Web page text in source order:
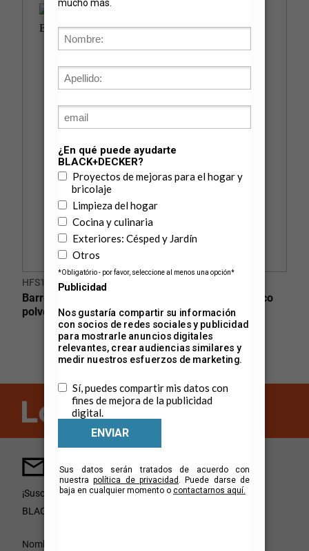
HFS115J10
Barredora de piso eléctrica de 50 minutos - Blanco
polvo
BLACK+DECKER®.
¡Suscríbete para recibir las novedades en productos
BLACK+DECKER
Nombre